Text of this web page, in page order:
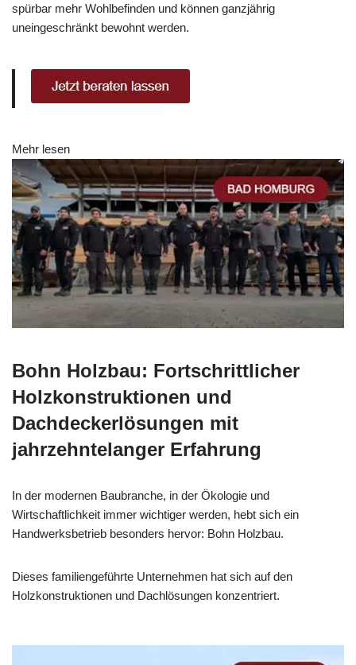
spürbar mehr Wohlbefinden und können ganzjährig
uneingeschränkt bewohnt werden.
Mehr lesen
Bohn Holzbau: Fortschrittlicher
Holzkonstruktionen und
Dachdeckerlösungen mit
jahrzehntelanger Erfahrung
In der modernen Baubranche, in der Ökologie und
Wirtschaftlichkeit immer wichtiger werden, hebt sich ein
Handwerksbetrieb besonders hervor: Bohn Holzbau.
Dieses familiengeführte Unternehmen hat sich auf den
Holzkonstruktionen und Dachlösungen konzentriert.